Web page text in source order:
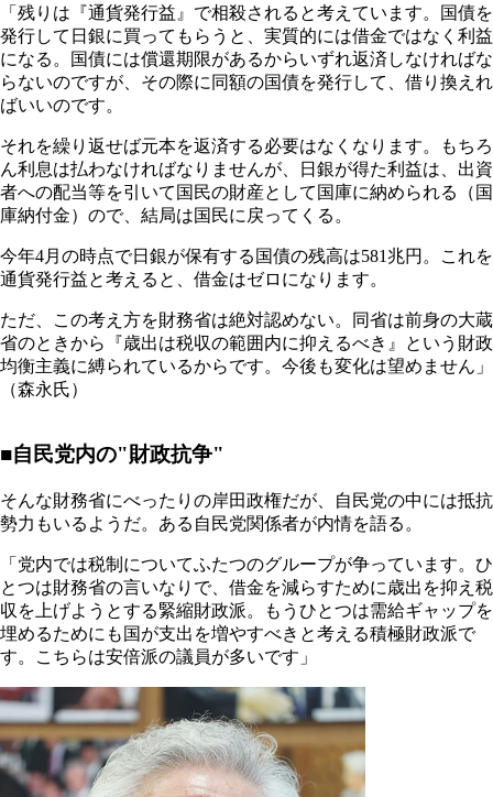
「残りは『通貨発行益』で相殺されると考えています。国債を
発行して日銀に買ってもらうと、実質的には借金ではなく利益
になる。国債には償還期限があるからいずれ返済しなければな
らないのですが、その際に同額の国債を発行して、借り換えれ
ばいいのです。
それを繰り返せば元本を返済する必要はなくなります。もちろ
ん利息は払わなければなりませんが、日銀が得た利益は、出資
者への配当等を引いて国民の財産として国庫に納められる（国
庫納付金）ので、結局は国民に戻ってくる。
今年4月の時点で日銀が保有する国債の残高は581兆円。これを
通貨発行益と考えると、借金はゼロになります。
ただ、この考え方を財務省は絶対認めない。同省は前身の大蔵
省のときから『歳出は税収の範囲内に抑えるべき』という財政
均衡主義に縛られているからです。今後も変化は望めません」
（森永氏）
■自民党内の"財政抗争"
そんな財務省にべったりの岸田政権だが、自民党の中には抵抗
勢力もいるようだ。ある自民党関係者が内情を語る。
「党内では税制についてふたつのグループが争っています。ひ
とつは財務省の言いなりで、借金を減らすために歳出を抑え税
収を上げようとする緊縮財政派。もうひとつは需給ギャップを
埋めるためにも国が支出を増やすべきと考える積極財政派で
す。こちらは安倍派の議員が多いです」